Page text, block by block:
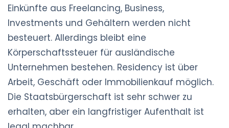
Einkünfte aus Freelancing, Business,
Investments und Gehältern werden nicht
besteuert. Allerdings bleibt eine
Körperschaftssteuer für ausländische
Unternehmen bestehen. Residency ist über
Arbeit, Geschäft oder Immobilienkauf möglich.
Die Staatsbürgerschaft ist sehr schwer zu
erhalten, aber ein langfristiger Aufenthalt ist